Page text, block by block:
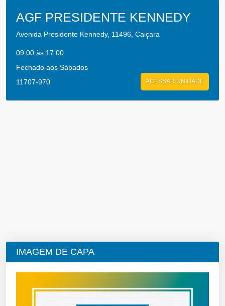
AGF PRESIDENTE KENNEDY
Avenida Presidente Kennedy, 11496, Caiçara
09:00 às 17:00
Fechado aos Sábados
11707-970
ACESSAR UNIDADE
IMAGEM DE CAPA